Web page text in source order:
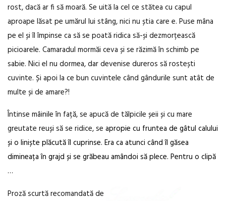
rost, dacă ar fi să moară. Se uită la cel ce stătea cu capul
aproape lăsat pe umărul lui stâng, nici nu știa care e. Puse mâna
pe el și îl împinse ca să se poată ridica să-și dezmorțească
picioarele. Camaradul mormăi ceva și se răzimă în schimb pe
sabie. Nici el nu dormea, dar devenise dureros să rostești
cuvinte. Și apoi la ce bun cuvintele când gândurile sunt atât de
multe și de amare?!
Întinse mâinile în față, se apucă de tălpicile șeii și cu mare
greutate reuși să se ridice, se apropie cu fruntea de gâtul calului
și o liniște plăcută îl cuprinse. Era ca atunci când îl găsea
dimineața în grajd și se grăbeau amândoi să plece. Pentru o clipă
…
Proză scurtă recomandată de